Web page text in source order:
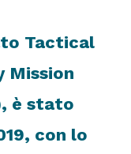
Tactical
Mission
è stato
con lo